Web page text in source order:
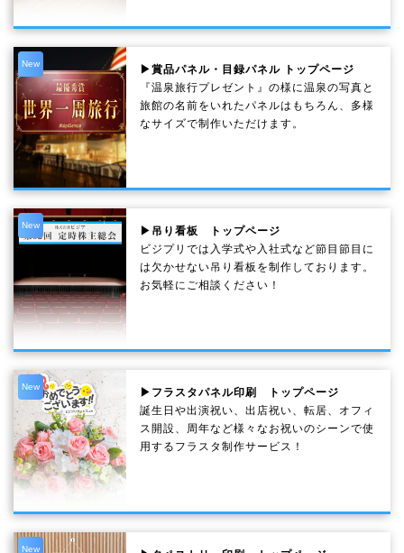
New
▶賞品パネル・目録パネル トップページ
『温泉旅行プレゼント』の様に温泉の写真と
旅館の名前をいれたパネルはもちろん、多様
なサイズで制作いただけます。
New
▶吊り看板 トップページ
ビジプリでは入学式や入社式など節目節目に
は欠かせない吊り看板を制作しております。
お気軽にご相談ください！
New
▶フラスタパネル印刷 トップページ
誕生日や出演祝い、出店祝い、転居、オフィ
ス開設、周年など様々なお祝いのシーンで使
用するフラスタ制作サービス！
New